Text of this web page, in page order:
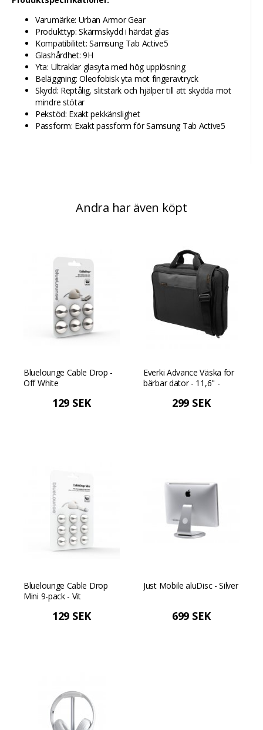
Varumärke: Urban Armor Gear
Produkttyp: Skärmskydd i härdat glas
Kompatibilitet: Samsung Tab Active5
Glashårdhet: 9H
Yta: Ultraklar glasyta med hög upplösning
Beläggning: Oleofobisk yta mot fingeravtryck
Skydd: Reptålig, slitstark och hjälper till att skydda mot
mindre stötar
Pekstöd: Exakt pekkänslighet
Passform: Exakt passform för Samsung Tab Active5
Andra har även köpt
Bluelounge Cable Drop -
Off White
129 SEK
Everki Advance Väska för
bärbar dator - 11,6" -
299 SEK
Bluelounge Cable Drop
Mini 9-pack - Vit
129 SEK
Just Mobile aluDisc - Silver
699 SEK